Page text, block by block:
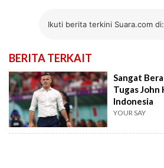
Ikuti berita terkini Suara.com di:
BERITA TERKAIT
Sangat
Tugas John
Indonesia
YOUR SAY